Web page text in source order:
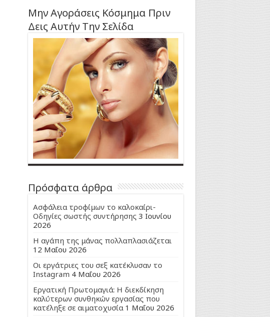
Μην Αγοράσεις Κόσμημα Πριν
Δεις Αυτήν Την Σελίδα
Πρόσφατα άρθρα
Ασφάλεια τροφίμων το καλοκαίρι-
Οδηγίες σωστής συντήρησης 3 Ιουνίου
2026
Η αγάπη της μάνας πολλαπλασιάζεται
12 Μαΐου 2026
Οι εργάτριες του σεξ κατέκλυσαν το
Instagram 4 Μαΐου 2026
Εργατική Πρωτομαγιά: Η διεκδίκηση
καλύτερων συνθηκών εργασίας που
κατέληξε σε αιματοχυσία 1 Μαΐου 2026